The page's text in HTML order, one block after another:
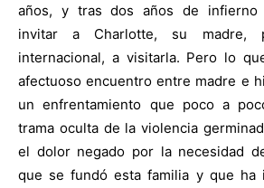
años, y tras dos años de infierno
invitar a Charlotte, su madre,
internacional, a visitarla. Pero lo
afectuoso encuentro entre madre e
un enfrentamiento que poco a
trama oculta de la violencia
el dolor negado por la necesidad
que se fundó esta familia y que ha